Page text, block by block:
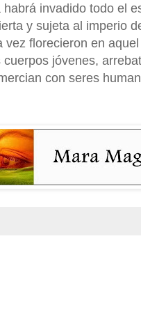
invadido todo el
y sujeta al imperio
florecieron en
jóvenes,
con seres